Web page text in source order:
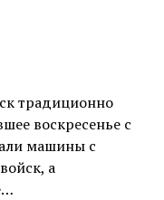
традиционно
воскресенье с
машины с
а